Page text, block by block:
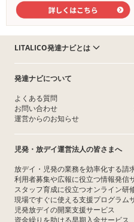
LITALICO発達ナビとは
発達ナビについて
よくある質問
お問い合わせ
運営からのお知らせ
児発・放デイ運営法人の皆さまへ
放デイ・児発の業務を効率化する請
利用者募集や広報に役立つ情報発信
スタッフ育成に役立つオンライン研
現場ですぐに使える支援プログラム
児発放デイの開業支援サービス
資金繰りを助ける早期入金サービス